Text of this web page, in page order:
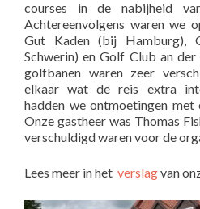
courses in de nabijheid
Achtereenvolgens waren we
Gut Kaden (bij Hamburg),
Schwerin) en Golf Club an
golfbanen waren zeer
elkaar wat de reis extra
hadden we ontmoetingen met
Onze gastheer was Thomas
verschuldigd waren voor de
Lees meer in het verslagvan